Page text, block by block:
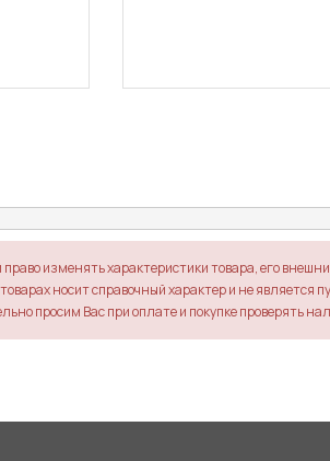
изменять характеристики товара, его
носит справочный характер и не является
просим Вас при оплате и покупке проверять